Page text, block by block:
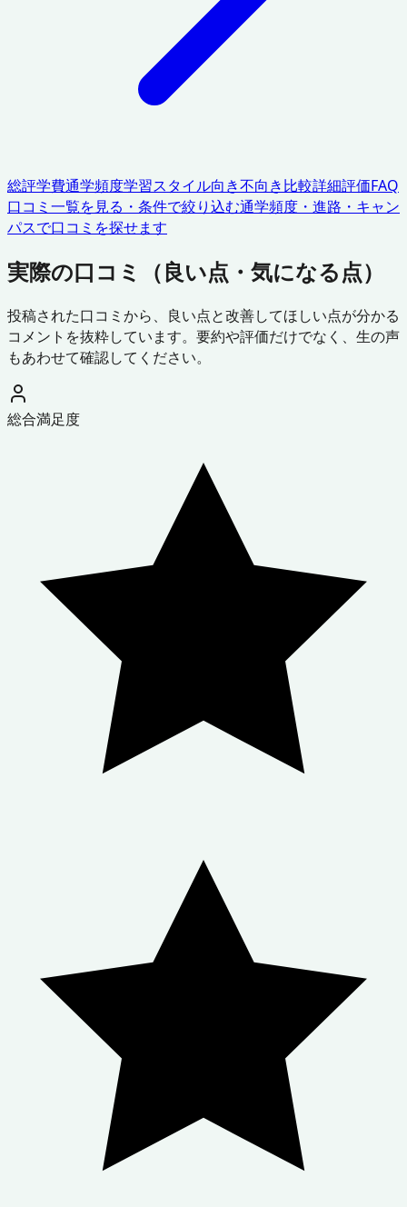
総評学費通学頻度学習スタイル向き不向き比較詳細評価FAQ
口コミ一覧を見る・条件で絞り込む通学頻度・進路・キャン
パスで口コミを探せます
実際の口コミ（良い点・気になる点）
投稿された口コミから、良い点と改善してほしい点が分かる
コメントを抜粋しています。要約や評価だけでなく、生の声
もあわせて確認してください。
総合満足度